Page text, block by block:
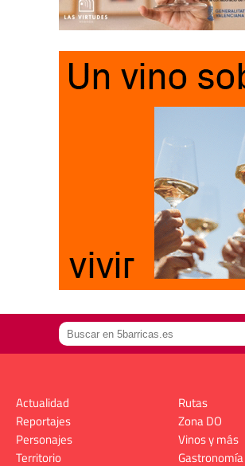
Actualidad
Reportajes
Personajes
Territorio
Rutas
Zona DO
Vinos y más
Gastronomía